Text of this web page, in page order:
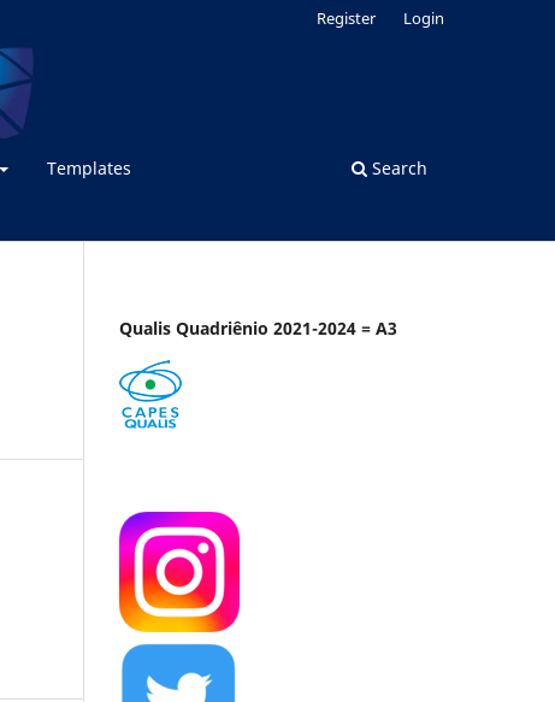
Templates Search
Register Login
Qualis Quadriênio 2021-2024 = A3